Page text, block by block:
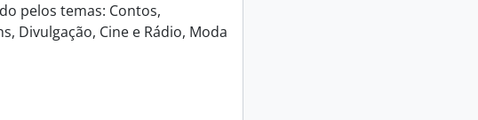
pelos temas: Contos,
Divulgação, Cine e Rádio, Moda